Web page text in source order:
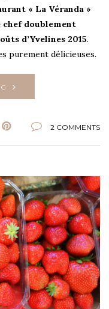
« La Véranda »
chef doublement
d’Yvelines 2015.
purement délicieuses.
2 COMMENTS